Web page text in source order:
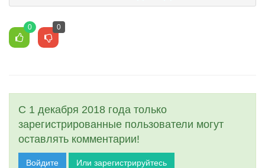
0 0
С 1 декабря 2018 года только
зарегистрированные пользователи могут
оставлять комментарии!
Войдите Или зарегистрируйтесь